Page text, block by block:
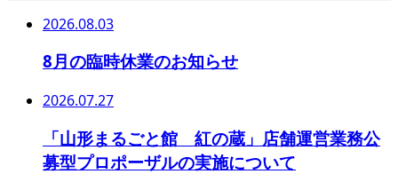
2026.08.03
8月の臨時休業のお知らせ
2026.07.27
「山形まるごと館 紅の蔵」店舗運営業務公
募型プロポーザルの実施について